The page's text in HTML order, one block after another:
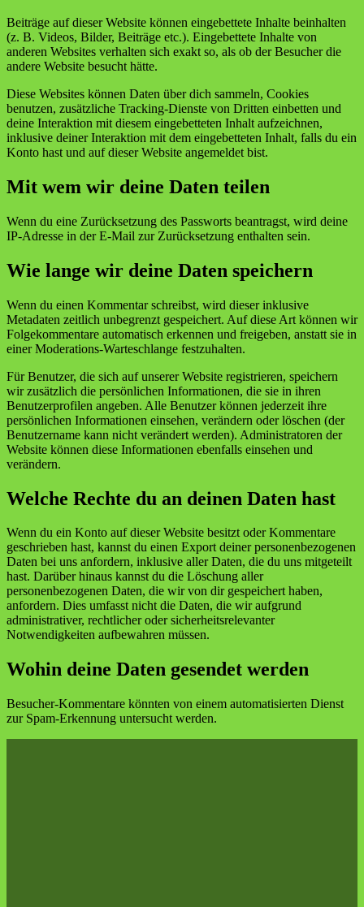
Beiträge auf dieser Website können eingebettete Inhalte beinhalten
(z. B. Videos, Bilder, Beiträge etc.). Eingebettete Inhalte von
anderen Websites verhalten sich exakt so, als ob der Besucher die
andere Website besucht hätte.
Diese Websites können Daten über dich sammeln, Cookies
benutzen, zusätzliche Tracking-Dienste von Dritten einbetten und
deine Interaktion mit diesem eingebetteten Inhalt aufzeichnen,
inklusive deiner Interaktion mit dem eingebetteten Inhalt, falls du ein
Konto hast und auf dieser Website angemeldet bist.
Mit wem wir deine Daten teilen
Wenn du eine Zurücksetzung des Passworts beantragst, wird deine
IP-Adresse in der E-Mail zur Zurücksetzung enthalten sein.
Wie lange wir deine Daten speichern
Wenn du einen Kommentar schreibst, wird dieser inklusive
Metadaten zeitlich unbegrenzt gespeichert. Auf diese Art können wir
Folgekommentare automatisch erkennen und freigeben, anstatt sie in
einer Moderations-Warteschlange festzuhalten.
Für Benutzer, die sich auf unserer Website registrieren, speichern
wir zusätzlich die persönlichen Informationen, die sie in ihren
Benutzerprofilen angeben. Alle Benutzer können jederzeit ihre
persönlichen Informationen einsehen, verändern oder löschen (der
Benutzername kann nicht verändert werden). Administratoren der
Website können diese Informationen ebenfalls einsehen und
verändern.
Welche Rechte du an deinen Daten hast
Wenn du ein Konto auf dieser Website besitzt oder Kommentare
geschrieben hast, kannst du einen Export deiner personenbezogenen
Daten bei uns anfordern, inklusive aller Daten, die du uns mitgeteilt
hast. Darüber hinaus kannst du die Löschung aller
personenbezogenen Daten, die wir von dir gespeichert haben,
anfordern. Dies umfasst nicht die Daten, die wir aufgrund
administrativer, rechtlicher oder sicherheitsrelevanter
Notwendigkeiten aufbewahren müssen.
Wohin deine Daten gesendet werden
Besucher-Kommentare könnten von einem automatisierten Dienst
zur Spam-Erkennung untersucht werden.